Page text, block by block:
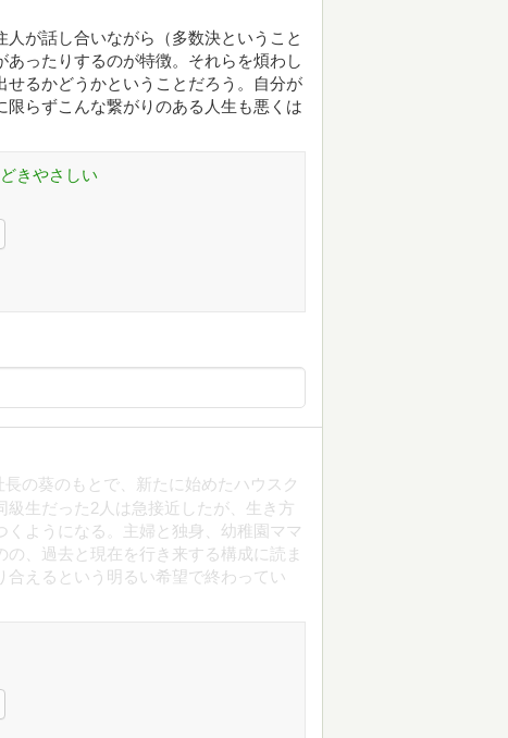
が話し合いながら（多数決ということ
ったりするのが特徴。それらを煩わし
るかどうかということだろう。自分が
らずこんな繋がりのある人生も悪くは
きやさしい
の葵のもとで、新たに始めたハウスク
級生だった2人は急接近したが、生き方
ようになる。主婦と独身、幼稚園ママ
、過去と現在を行き来する構成に読ま
えるという明るい希望で終わってい